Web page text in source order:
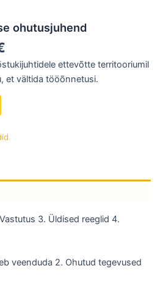
ohutusjuhend
ettevõtte territooriumil
et vältida tööõnnetusi.
3. Üldised reeglid 4.
veenduda 2. Ohutud tegevused